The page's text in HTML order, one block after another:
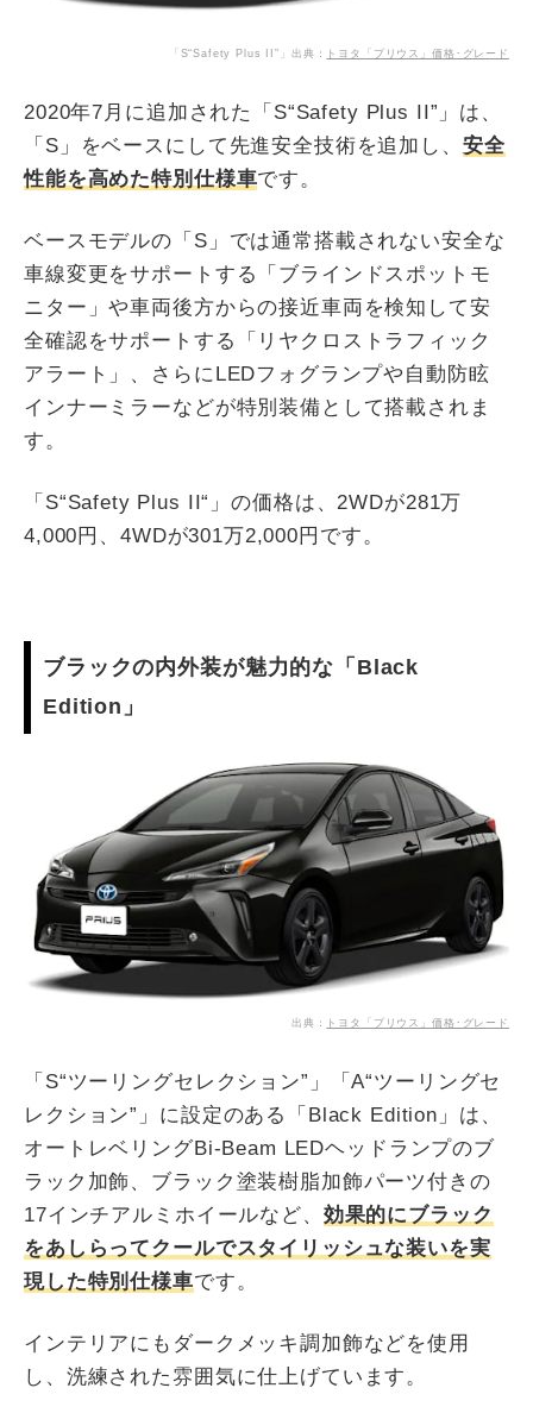
「S“Safety Plus II”」出典： トヨタ「プリウス」価格･グレード
2020年7月に追加された「S“Safety Plus II”」は、
「S」をベースにして先進安全技術を追加し、 安全
性能を高めた特別仕様車です。
ベースモデルの「S」では通常搭載されない安全な
車線変更をサポートする「ブラインドスポットモ
ニター」や車両後方からの接近車両を検知して安
全確認をサポートする「リヤクロストラフィック
アラート」、さらにLEDフォグランプや自動防眩
インナーミラーなどが特別装備として搭載されま
す。
「S“Safety Plus II“」の価格は、2WDが281万
4,000円、4WDが301万2,000円です。
ブラックの内外装が魅力的な「Black
Edition」
出典： トヨタ「プリウス」価格･グレード
「S“ツーリングセレクション”」「A“ツーリングセ
レクション”」に設定のある「Black Edition」は、
オートレベリングBi-Beam LEDヘッドランプのブ
ラック加飾、ブラック塗装樹脂加飾パーツ付きの
17インチアルミホイールなど、 効果的にブラック
をあしらってクールでスタイリッシュな装いを実
現した特別仕様車です。
インテリアにもダークメッキ調加飾などを使用
し、洗練された雰囲気に仕上げています。